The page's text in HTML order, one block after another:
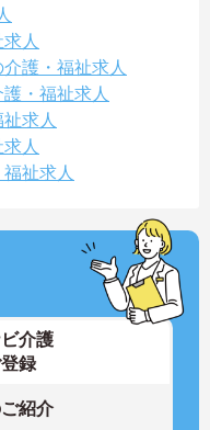
人
護・福祉求人
・福祉求人
求人
人
祉求人
介護
録
紹介